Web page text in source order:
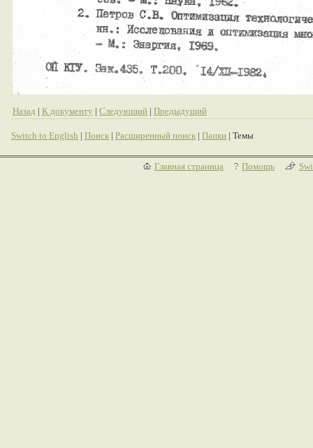
Назад | К документу | Следующий | Предыдущий
Switch to English | Поиск | Расширенный поиск | Папки | Темы
Главная страница Помощь